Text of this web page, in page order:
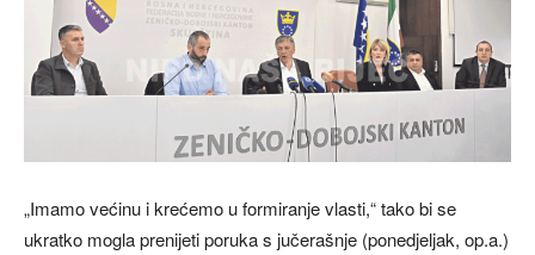
„Imamo većinu i krećemo u formiranje vlasti,“ tako bi se
ukratko mogla prenijeti poruka s jučerašnje (ponedjeljak, op.a.)